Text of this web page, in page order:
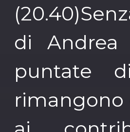
di
puntate
rimangono